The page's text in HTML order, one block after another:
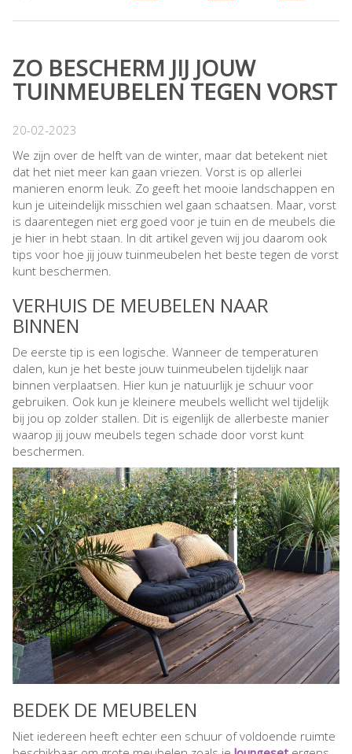
ZO BESCHERM JIJ JOUW
TUINMEUBELEN TEGEN VORST
20-02-2023
We zijn over de helft van de winter, maar dat betekent niet
dat het niet meer kan gaan vriezen. Vorst is op allerlei
manieren enorm leuk. Zo geeft het mooie landschappen en
kun je uiteindelijk misschien wel gaan schaatsen. Maar, vorst
is daarentegen niet erg goed voor je tuin en de meubels die
je hier in hebt staan. In dit artikel geven wij jou daarom ook
tips voor hoe jij jouw tuinmeubelen het beste tegen de vorst
kunt beschermen.
VERHUIS DE MEUBELEN NAAR
BINNEN
De eerste tip is een logische. Wanneer de temperaturen
dalen, kun je het beste jouw tuinmeubelen tijdelijk naar
binnen verplaatsen. Hier kun je natuurlijk je schuur voor
gebruiken. Ook kun je kleinere meubels wellicht wel tijdelijk
bij jou op zolder stallen. Dit is eigenlijk de allerbeste manier
waarop jij jouw meubels tegen schade door vorst kunt
beschermen.
BEDEK DE MEUBELEN
Niet iedereen heeft echter een schuur of voldoende ruimte